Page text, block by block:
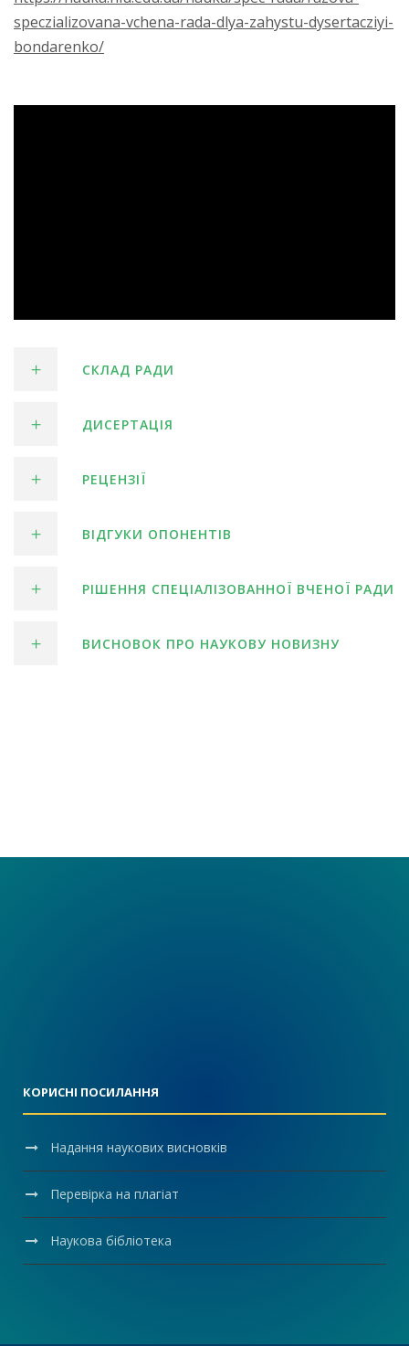
speczializovana-vchena-rada-dlya-zahystu-dysertacziyi-
bondarenko/
СКЛАД РАДИ
ДИСЕРТАЦІЯ
РЕЦЕНЗІЇ
ВІДГУКИ ОПОНЕНТІВ
РІШЕННЯ СПЕЦІАЛІЗОВАННОЇ ВЧЕНОЇ РАДИ
ВИСНОВОК ПРО НАУКОВУ НОВИЗНУ
КОРИСНІ ПОСИЛАННЯ
Надання наукових висновків
Перевірка на плагіат
Наукова бібліотека